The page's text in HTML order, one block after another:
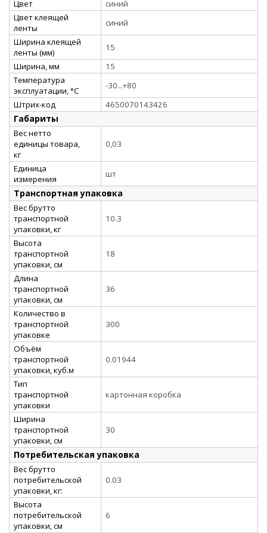
Цвет
синий
Цвет клеящей
ленты
синий
Ширина клеящей
ленты (мм)
15
Ширина, мм
15
Температура
эксплуатации, °C
-30...+80
Штрих-код
4650070143426
Габариты
Вес нетто
единицы товара,
кг
0,03
Единица
измерения
шт
Транспортная упаковка
Вес брутто
транспортной
упаковки, кг
10.3
Высота
транспортной
упаковки, см
18
Длина
транспортной
упаковки, см
36
Количество в
транспортной
упаковке
300
Объём
транспортной
упаковки, куб.м
0.01944
Тип
транспортной
упаковки
картонная коробка
Ширина
транспортной
упаковки, см
30
Потребительская упаковка
Вес брутто
потребительской
упаковки, кг:
0.03
Высота
потребительской
упаковки, см
6